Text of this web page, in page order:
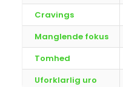
Cravings
Manglende fokus
Tomhed
Uforklarlig uro